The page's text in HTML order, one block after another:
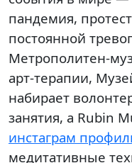
пандемия,
постоянной
Метрополитен-
арт-терапии,
набирает
занятия, а Rubin
инстаграм
медитативные